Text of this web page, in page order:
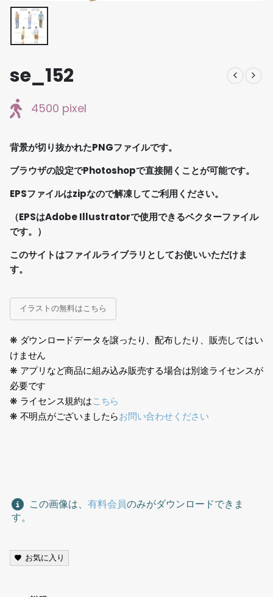
se_152
4500 pixel
背景が切り抜かれたPNGファイルです。
ブラウザの設定でPhotoshopで直接開くことが可能です。
EPSファイルはzipなので解凍してご利用ください。
（EPSはAdobe Illustratorで使用できるベクターファイル
です。）
このサイトはファイルライブラリとしてお使いいただけま
す。
イラストの無料はこちら
❋ ダウンロードデータを譲ったり、配布したり、販売してはい
けません
❋ アプリなど商品に組み込み販売する場合は別途ライセンスが
必要です
❋ ライセンス規約はこちら
❋ 不明点がございましたらお問い合わせください
この画像は、 有料会員のみがダウンロードできま
す。
お気に入り